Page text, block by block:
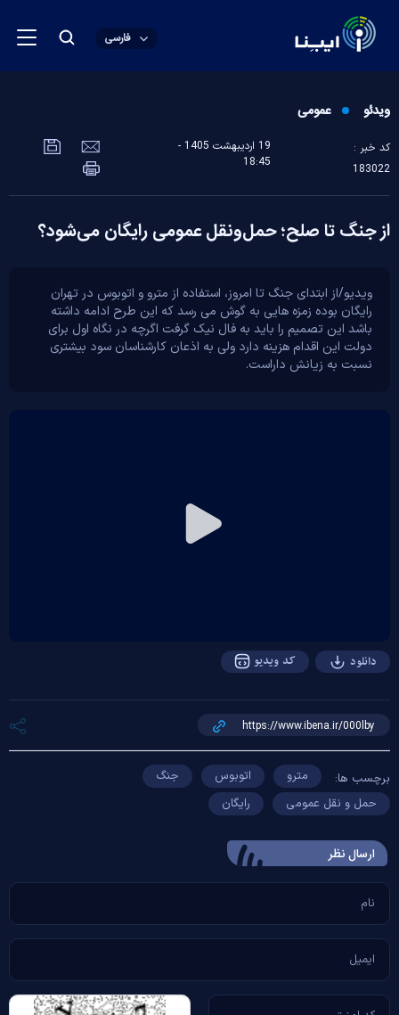
فارسی
ویدئو عمومی
کد خبر :
183022
19 ارديبهشت 1405 -
18:45
از جنگ تا صلح؛ حمل‌ونقل عمومی رایگان می‌شود؟
ویدیو/از ابتدای جنگ تا امروز، استفاده از مترو و اتوبوس در تهران
رایگان بوده زمزه هایی به گوش می رسد که این طرح ادامه داشته
باشد این تصمیم را باید به فال نیک گرفت اگرچه در نگاه اول برای
دولت این اقدام هزینه دارد ولی به اذعان کارشناسان سود بیشتری
نسبت به زیانش داراست.
Play
دانلود کد ویدیو
برچسب ها: مترو اتوبوس
جنگ
حمل و نقل عمومی
رایگان
ارسال‌ نظر